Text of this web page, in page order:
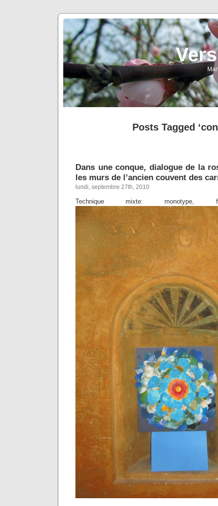
Posts Tagged
Dans une conque, dialogue de la
les murs de l’ancien couvent des
lundi, septembre 27th, 2010
Technique mixte: